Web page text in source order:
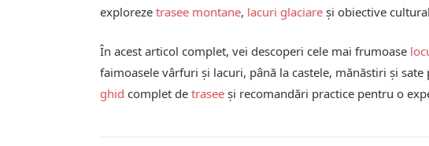
explorezetrasee montane, lacuri glaciare și obiective
În acest articol complet, vei descoperi cele mai frumoase
faimoasele vârfuri și lacuri, până la castele, mănăstiri și
ghid complet detrasee și recomandări practice pentru o